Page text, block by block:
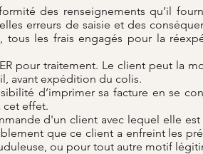
des renseignements qu’il
erreurs de saisie et des
tous les frais engagés pour la
pour traitement. Le client peut la
avant expédition du colis.
d’imprimer sa facture en se
cet effet.
d'un client avec lequel elle
que ce client a enfreint les
ou pour tout autre motif